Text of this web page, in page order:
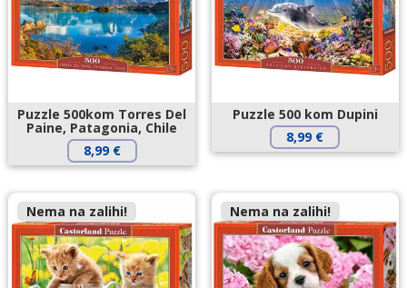
Puzzle 500kom Torres Del
Paine, Patagonia, Chile
8,99 €
Puzzle 500 kom Dupini
8,99 €
Nema na zalihi! Nema na zalihi!